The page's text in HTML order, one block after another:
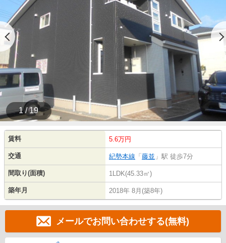
1 / 19
賃料 5.6万円
交通 紀勢本線 「 藤並 」駅 徒歩7分
間取り(面積) 1LDK(45.33㎡)
築年月 2018年 8月(築8年)
メールでお問い合わせする(無料)